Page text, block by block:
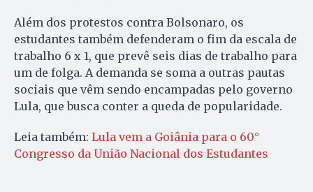
Além dos protestos contra Bolsonaro, os
estudantes também defenderam o fim da escala de
trabalho 6 x 1, que prevê seis dias de trabalho para
um de folga. A demanda se soma a outras pautas
sociais que vêm sendo encampadas pelo governo
Lula, que busca conter a queda de popularidade.
Leia também: Lula vem a Goiânia para o 60°
Congresso da União Nacional dos Estudantes